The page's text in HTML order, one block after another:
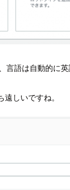
言語は自動的に
しいですね。